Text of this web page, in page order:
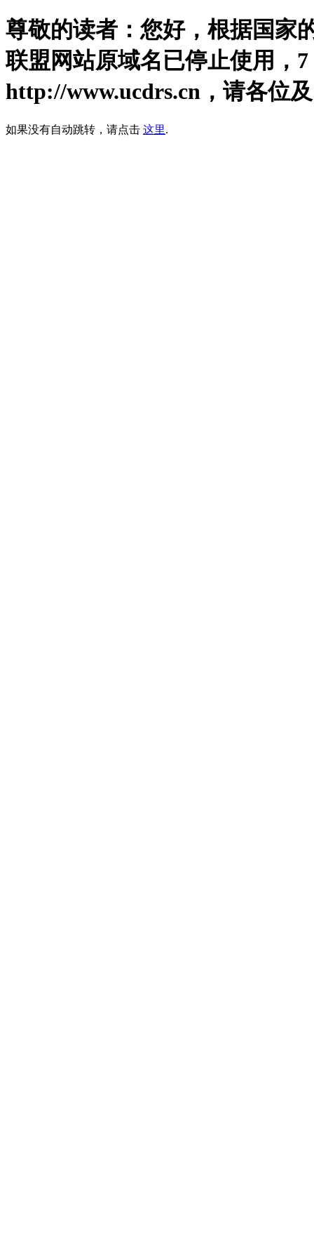
尊敬的读者：您好，根据国家
联盟网站原域名已停止使用， 7
http://www.ucdrs.cn，请各位
如果没有自动跳转，请点击 这里.